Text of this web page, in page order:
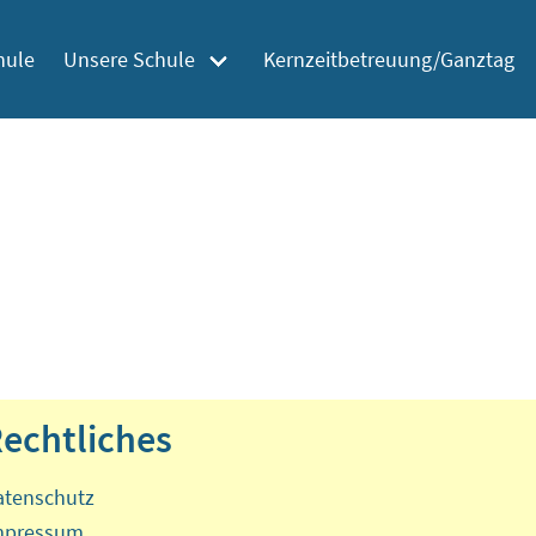
Unsere Schule Kernzeitbetreuung/Ganztag